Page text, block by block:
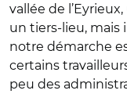
vallée de
un tiers-lieu, mais
notre démarche
certains
peu des